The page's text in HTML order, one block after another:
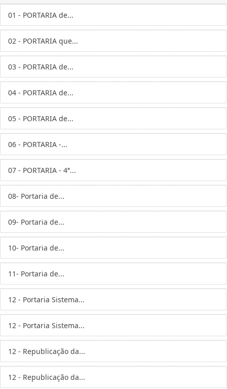
01 - PORTARIA de...
02 - PORTARIA que...
03 - PORTARIA de...
04 - PORTARIA de...
05 - PORTARIA de...
06 - PORTARIA -...
07 - PORTARIA - 4ª...
08- Portaria de...
09- Portaria de...
10- Portaria de...
11- Portaria de...
12 - Portaria Sistema...
12 - Portaria Sistema...
12 - Republicação da...
12 - Republicação da...